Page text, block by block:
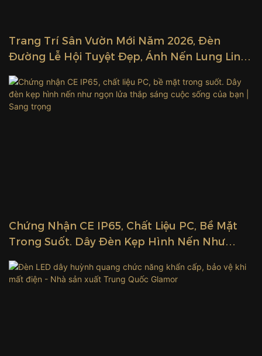
Trang Trí Sân Vườn Mới Năm 2026, Đèn
Đường Lễ Hội Tuyệt Đẹp, Ánh Nến Lung Linh,
Sản Phẩm Tái Chế | Sang Trọng
Chứng Nhận CE IP65, Chất Liệu PC, Bề Mặt
Trong Suốt. Dây Đèn Kẹp Hình Nến Như
Ngọn Lửa Thắp Sáng Cuộc Sống Của Bạn |
Sang Trọng